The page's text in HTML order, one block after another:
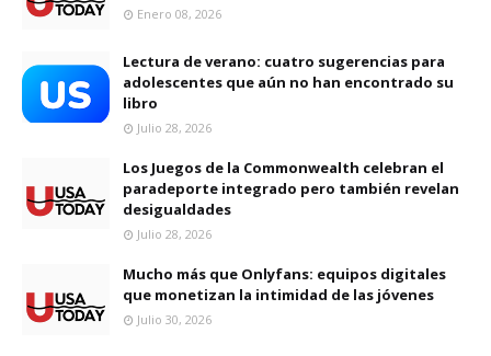
Enero 08, 2026
Lectura de verano: cuatro sugerencias para
adolescentes que aún no han encontrado su
libro
Julio 28, 2026
Los Juegos de la Commonwealth celebran el
paradeporte integrado pero también revelan
desigualdades
Julio 28, 2026
Mucho más que Onlyfans: equipos digitales
que monetizan la intimidad de las jóvenes
Julio 30, 2026